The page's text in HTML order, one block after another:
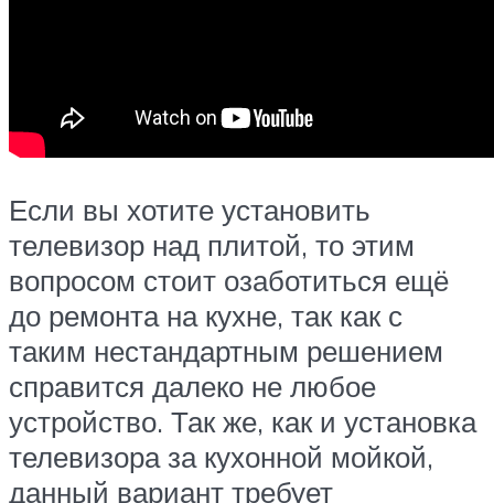
Если вы хотите установить
телевизор над плитой, то этим
вопросом стоит озаботиться ещё
до ремонта на кухне, так как с
таким нестандартным решением
справится далеко не любое
устройство. Так же, как и установка
телевизора за кухонной мойкой,
данный вариант требует